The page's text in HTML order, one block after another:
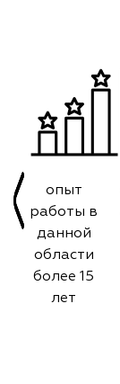
опыт
работы в
данной
области
более 15
лет